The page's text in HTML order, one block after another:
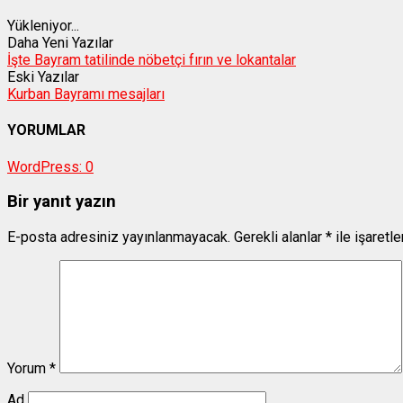
Yükleniyor...
Daha Yeni Yazılar
İşte Bayram tatilinde nöbetçi fırın ve lokantalar
Eski Yazılar
Kurban Bayramı mesajları
YORUMLAR
WordPress: 0
Bir yanıt yazın
E-posta adresiniz yayınlanmayacak. Gerekli alanlar * ile
Yorum *